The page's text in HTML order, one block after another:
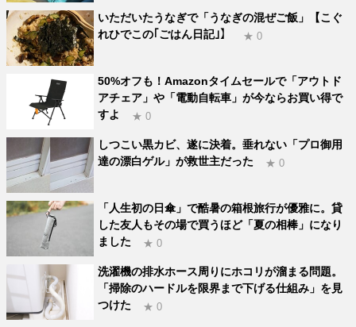
いただいたうなぎで「うなぎの混ぜご飯」【こぐ
れひでこの｢ごはん日記｣】
★ 0
50%オフも！Amazonタイムセールで「アウトド
アチェア」や「電動自転車」が今ならお買い得で
すよ
★ 0
しつこい黒カビ、遂に決着。垂れない「プロ御用
達の漂白ゲル」が救世主だった
★ 0
「人生初の日傘」で酷暑の箱根旅行が優雅に。貸
した友人もその場で買うほど「夏の相棒」になり
ました
★ 0
洗濯機の排水ホース周りにホコリが溜まる問題。
「掃除のハードルを限界まで下げる仕組み」を見
つけた
★ 0